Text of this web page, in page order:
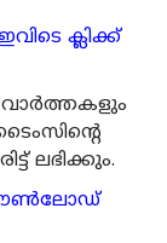
ക്ലിക്ക്
വാര്‍ത്തകളും
ലഭിക്കും.